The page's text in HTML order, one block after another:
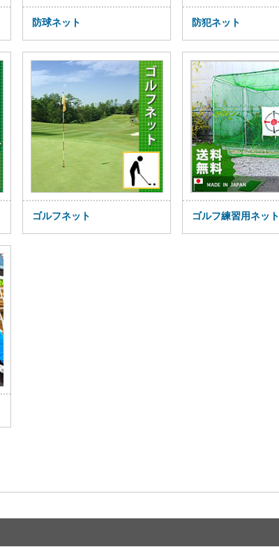
防球ネット 防犯ネット
ゴルフネット ゴルフ練習用ネット